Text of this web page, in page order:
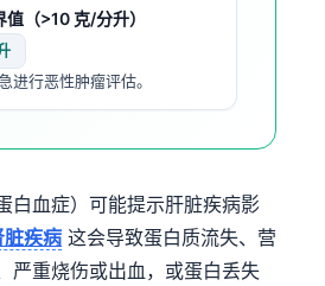
值（>10 克/分升）
进行恶性肿瘤评估。
白血症）可能提示肝脏疾病影
脏疾病 这会导致蛋白质流失、营
严重烧伤或出血，或蛋白丢失